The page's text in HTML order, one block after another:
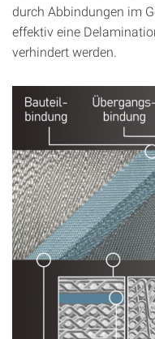
durch Abbindungen im
effektiv eine
verhindert werden.